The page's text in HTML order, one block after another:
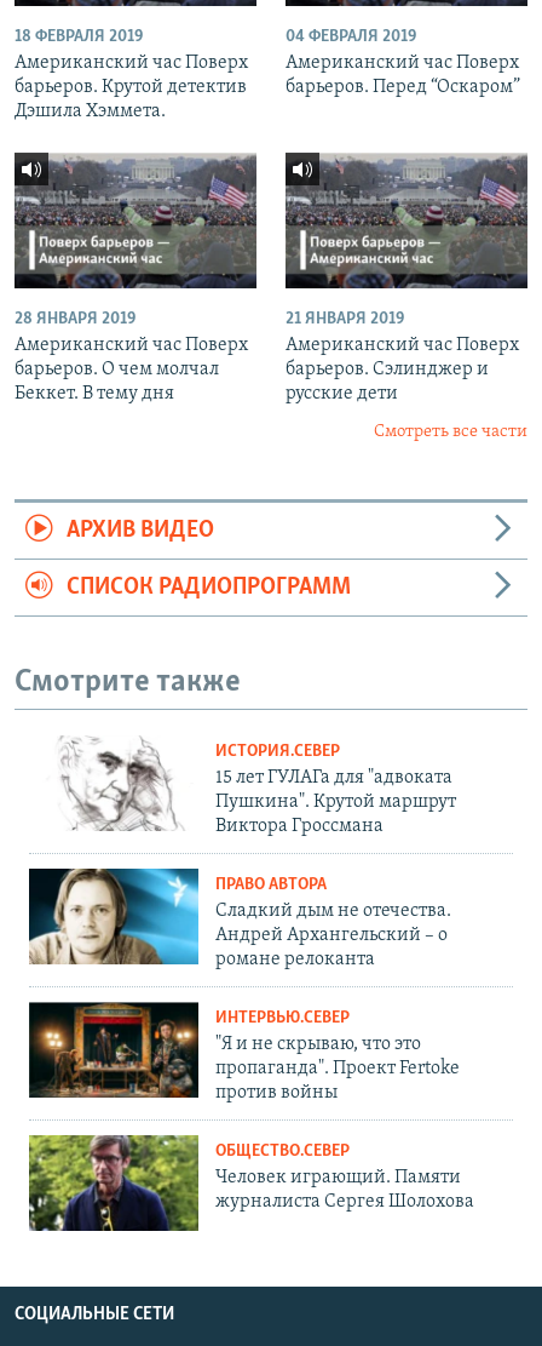
18 ФЕВРАЛЯ 2019
Американский час Поверх
барьеров. Крутой детектив
Дэшила Хэммета.
04 ФЕВРАЛЯ 2019
Американский час Поверх
барьеров. Перед “Оскаром”
28 ЯНВАРЯ 2019
Американский час Поверх
барьеров. О чем молчал
Беккет. В тему дня
21 ЯНВАРЯ 2019
Американский час Поверх
барьеров. Сэлинджер и
русские дети
Смотреть все части
АРХИВ ВИДЕО
СПИСОК РАДИОПРОГРАММ
Смотрите также
ИСТОРИЯ.СЕВЕР
15 лет ГУЛАГа для "адвоката
Пушкина". Крутой маршрут
Виктора Гроссмана
ПРАВО АВТОРА
Сладкий дым не отечества.
Андрей Архангельский – о
романе релоканта
ИНТЕРВЬЮ.СЕВЕР
"Я и не скрываю, что это
пропаганда". Проект Fertoke
против войны
ОБЩЕСТВО.СЕВЕР
Человек играющий. Памяти
журналиста Сергея Шолохова
СОЦИАЛЬНЫЕ СЕТИ